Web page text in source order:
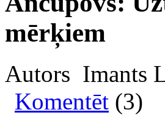
mērķiem
Autors Imants
Komentēt (3)